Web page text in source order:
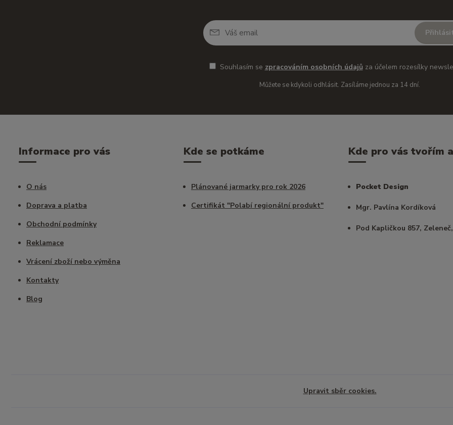
Souhlasím se zpracováním osobních údajů za účelem rozesílky
Můžete se kdykoli odhlásit. Zasíláme jednou za 14 dní.
Informace pro vás
O nás
Doprava a platba
Obchodní podmínky
Reklamace
Vrácení zboží nebo výměna
Kontakty
Blog
Kde se potkáme
Plánované jarmarky pro rok 2026
Certifikát "Polabí regionální produkt"
Kde pro vás tvořím
Pocket Design
Mgr. Pavlína Kordíková
Pod Kapličkou 857,
Upravit sběr cookies.